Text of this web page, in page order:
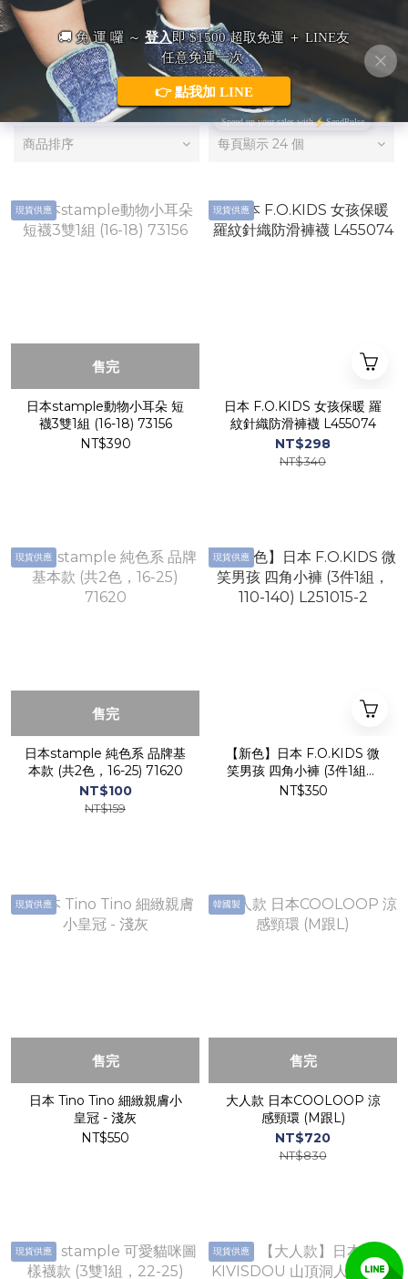
小配件 ( 🧦 襪子 🧤 手套 🧣 圍巾 )
商品排序 每頁顯示 24 個
現貨供應
售完
日本stample動物小耳朵 短
襪3雙1組 (16-18) 73156
NT$390
現貨供應
日本 F.O.KIDS 女孩保暖 羅
紋針織防滑褲襪 L455074
NT$298
NT$340
現貨供應
售完
日本stample 純色系 品牌基
本款 (共2色，16-25) 71620
NT$100
NT$159
現貨供應
【新色】日本 F.O.KIDS 微
笑男孩 四角小褲 (3件1組，
110-140) L251015-2
NT$350
現貨供應
售完
日本 Tino Tino 細緻親膚小
皇冠 - 淺灰
NT$550
韓國製
售完
大人款 日本COOLOOP 涼
感頸環 (M跟L)
NT$720
NT$830
現貨供應 現貨供應